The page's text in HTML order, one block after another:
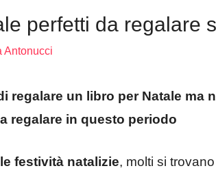
perfetti da regalare
Antonucci
regalare un libro per Natale ma
regalare in questo periodo
festività natalizie, molti si